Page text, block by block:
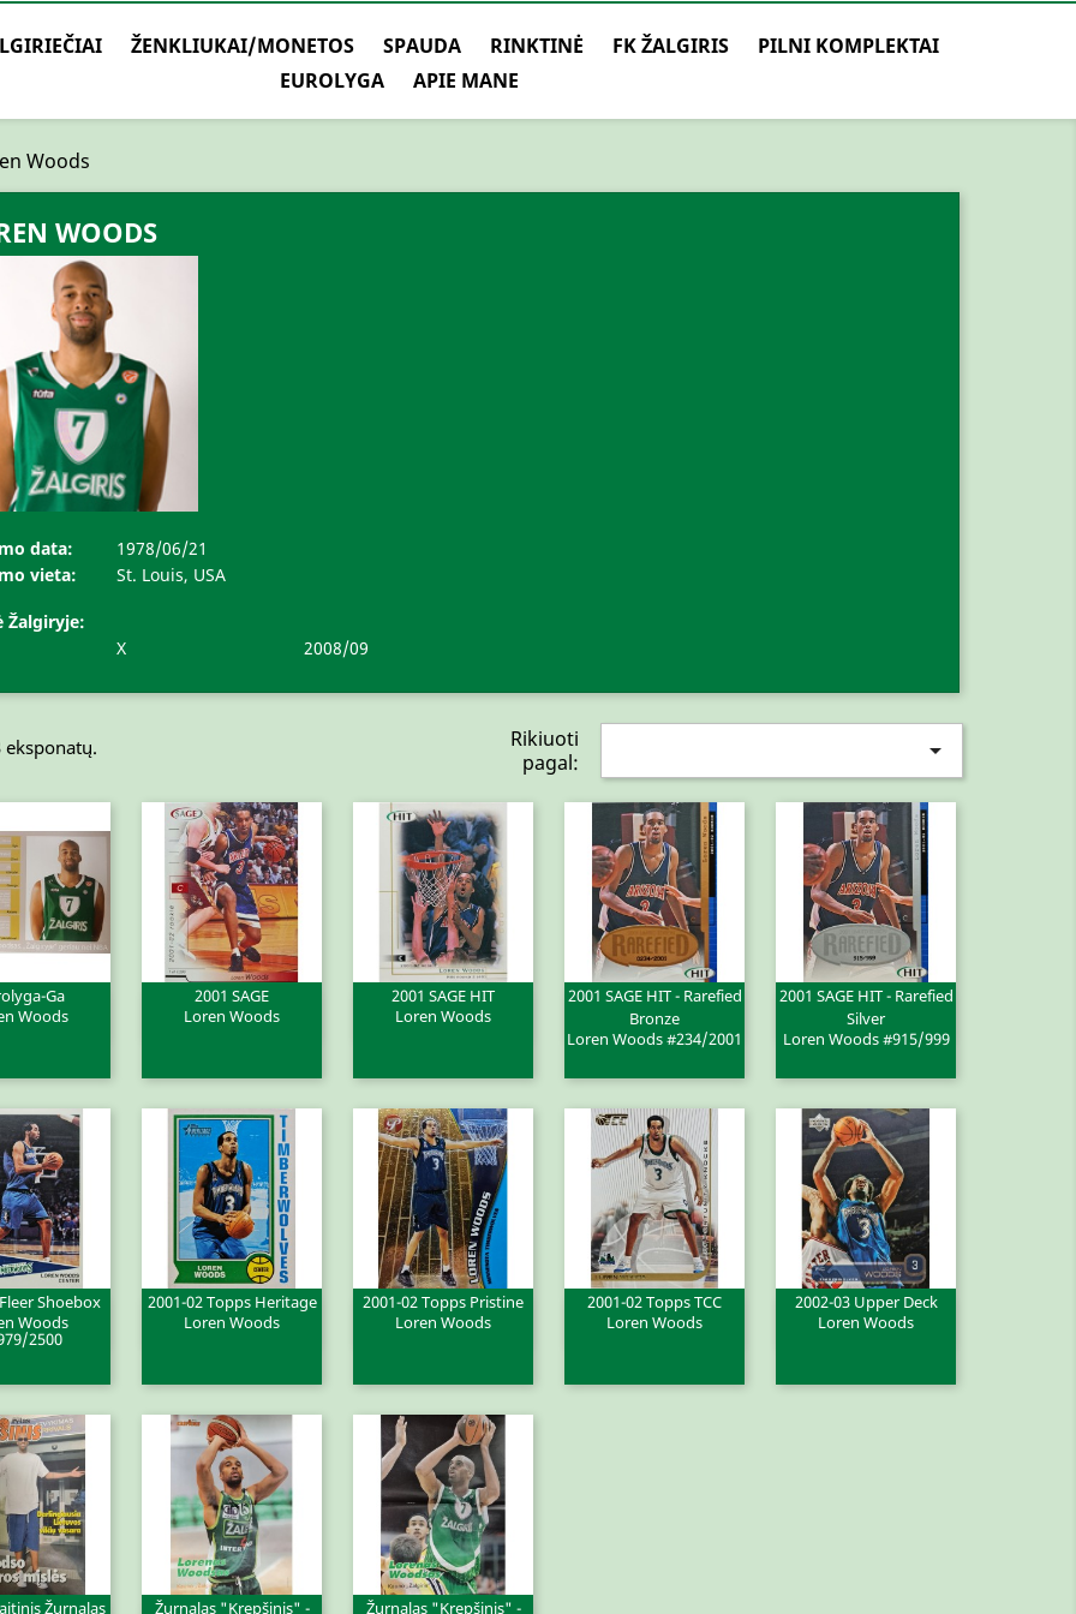
ŽENKLIUKAI/MONETOS SPAUDA RINKTINĖ FK ŽALGIRIS
PILNI KOMPLEKTAI
EUROLYGA
APIE MANE
Woods
WOODS
data:
1978/06/21
vieta:
St. Louis, USA
Žalgiryje:
X 2008/09
eksponatų.
Rikiuoti
pagal:

Ga
Woods
peržiūra
2001 SAGE
Loren Woods
Greita peržiūra
2001 SAGE HIT
Loren Woods
Greita peržiūra
2001 SAGE HIT - Rarefied
Bronze
Loren Woods #234/2001
Greita peržiūra
2001 SAGE HIT - Rarefied
Silver
Loren Woods #915/999
Greita peržiūra
Shoebox
Woods
2500
peržiūra
2001-02 Topps Heritage
Loren Woods
Greita peržiūra
2001-02 Topps Pristine
Loren Woods
Greita peržiūra
2001-02 Topps TCC
Loren Woods
Greita peržiūra
2002-03 Upper Deck
Loren Woods
Greita peržiūra
Žurnalas Žurnalas "Krepšinis" - Žurnalas "Krepšinis" -